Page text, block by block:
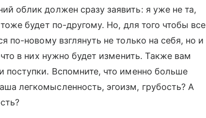
облик должен сразу заявить: я уже не та,
будет по-другому. Но, для того чтобы все
по-новому взглянуть не только на себя, но и
в них нужно будет изменить. Также вам
поступки. Вспомните, что именно больше
легкомысленность, эгоизм, грубость? А